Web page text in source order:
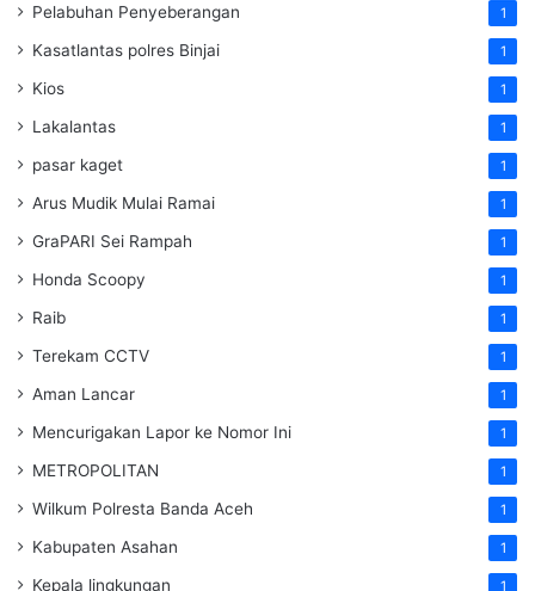
Pelabuhan Penyeberangan 1
Kasatlantas polres Binjai 1
Kios 1
Lakalantas 1
pasar kaget 1
Arus Mudik Mulai Ramai 1
GraPARI Sei Rampah 1
Honda Scoopy 1
Raib 1
Terekam CCTV 1
Aman Lancar 1
Mencurigakan Lapor ke Nomor Ini 1
METROPOLITAN 1
Wilkum Polresta Banda Aceh 1
Kabupaten Asahan 1
Kepala lingkungan 1